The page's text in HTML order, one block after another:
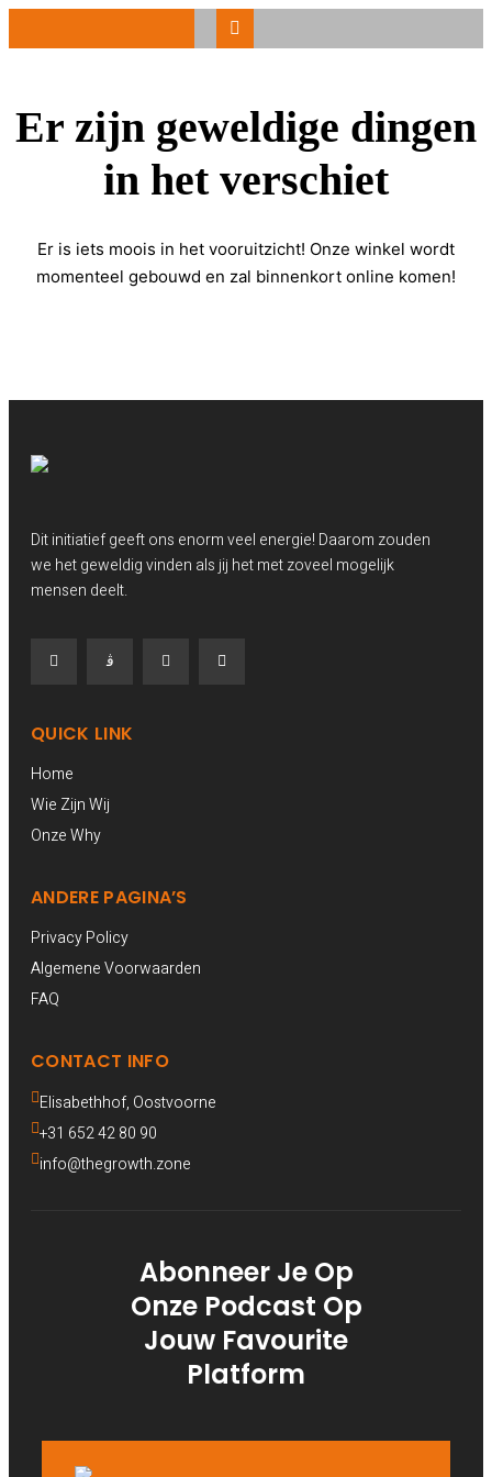
Er zijn geweldige dingen
in het verschiet
Er is iets moois in het vooruitzicht! Onze winkel wordt
momenteel gebouwd en zal binnenkort online komen!
Dit initiatief geeft ons enorm veel energie! Daarom zouden
we het geweldig vinden als jij het met zoveel mogelijk
mensen deelt.
QUICK LINK
Home
Wie Zijn Wij
Onze Why
ANDERE PAGINA’S
Privacy Policy
Algemene Voorwaarden
FAQ
CONTACT INFO
Elisabethhof, Oostvoorne
+31 652 42 80 90
info@thegrowth.zone
Abonneer Je Op
Onze Podcast Op
Jouw Favourite
Platform